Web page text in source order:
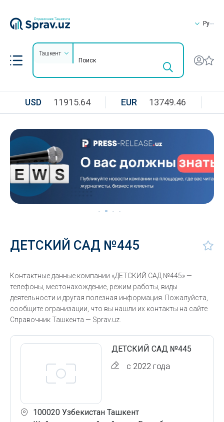
Ру
Ташкент
USD 11915.64 EUR 13749.46
ДЕТСКИЙ САД №445
Контактные данные компании «ДЕТСКИЙ САД №445» —
телефоны, местонахождение, режим работы, виды
деятельности и другая полезная информация. Пожалуйста,
сообщите огранизации, что вы нашли их контакты на сайте
Справочник Ташкента — Sprav.uz.
ДЕТСКИЙ САД №445
с 2022 года
100020 Узбекистан Ташкент